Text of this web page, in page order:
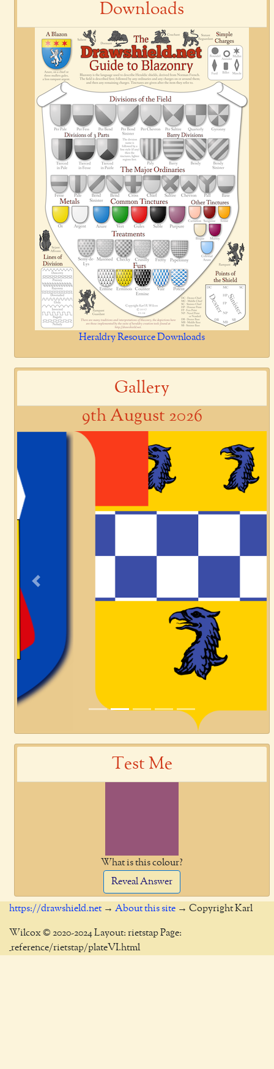
Downloads
Heraldry Resource Downloads
Gallery
9th August 2026
Previous
Test Me
What is this colour?
Reveal Answer
https://drawshield.net → About this site → Copyright Karl
Wilcox © 2020-2024 Layout: rietstap Page:
_reference/rietstap/plateVI.html